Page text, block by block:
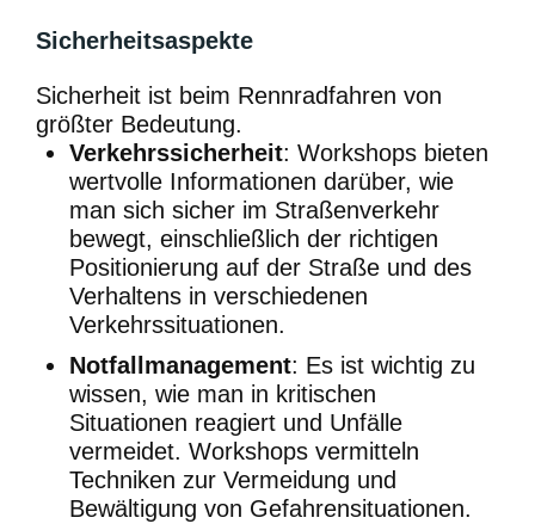
Sicherheitsaspekte
Sicherheit ist beim Rennradfahren von
größter Bedeutung.
Verkehrssicherheit: Workshops bieten
wertvolle Informationen darüber, wie
man sich sicher im Straßenverkehr
bewegt, einschließlich der richtigen
Positionierung auf der Straße und des
Verhaltens in verschiedenen
Verkehrssituationen.
Notfallmanagement: Es ist wichtig zu
wissen, wie man in kritischen
Situationen reagiert und Unfälle
vermeidet. Workshops vermitteln
Techniken zur Vermeidung und
Bewältigung von Gefahrensituationen.